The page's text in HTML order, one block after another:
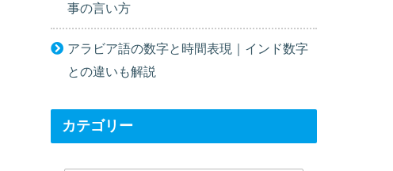
事の言い方
アラビア語の数字と時間表現｜インド数字
との違いも解説
カテゴリー